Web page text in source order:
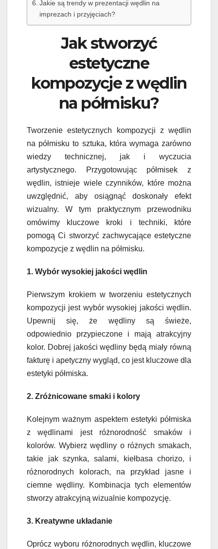
Jakie są trendy w prezentacji wędlin na
imprezach i przyjęciach?
Jak stworzyć
estetyczne
kompozycje z wędlin
na półmisku?
Tworzenie estetycznych kompozycji z wędlin
na półmisku to sztuka, która wymaga zarówno
wiedzy technicznej, jak i wyczucia
artystycznego. Przygotowując półmisek z
wędlin, istnieje wiele czynników, które można
uwzględnić, aby osiągnąć doskonały efekt
wizualny. W tym praktycznym przewodniku
omówimy kluczowe kroki i techniki, które
pomogą Ci stworzyć zachwycające estetyczne
kompozycje z wędlin na półmisku.
1. Wybór wysokiej jakości wędlin
Pierwszym krokiem w tworzeniu estetycznych
kompozycji jest wybór wysokiej jakości wędlin.
Upewnij się, że wędliny są świeże,
odpowiednio przypieczone i mają atrakcyjny
kolor. Dobrej jakości wędliny będą miały równą
fakturę i apetyczny wygląd, co jest kluczowe dla
estetyki półmiska.
2. Zróżnicowane smaki i kolory
Kolejnym ważnym aspektem estetyki półmiska
z wędlinami jest różnorodność smaków i
kolorów. Wybierz wędliny o różnych smakach,
takie jak szynka, salami, kiełbasa chorizo, i
różnorodnych kolorach, na przykład jasne i
ciemne wędliny. Kombinacja tych elementów
stworzy atrakcyjną wizualnie kompozycję.
3. Kreatywne układanie
Oprócz wyboru różnorodnych wędlin, kluczowe